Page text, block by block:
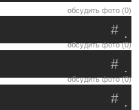
обсудить фото (0)
.
#
обсудить фото (0)
.
#
обсудить фото (0)
.
#